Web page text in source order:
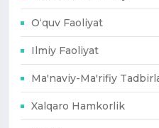
O‘quv Faoliyat
Ilmiy Faoliyat
Ma'naviy-Ma'rifiy
Xalqaro Hamkorlik